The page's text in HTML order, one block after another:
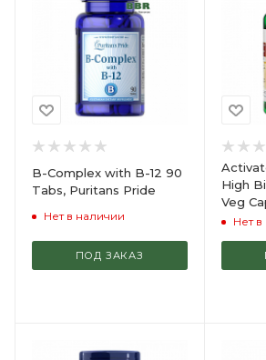
B-Complex with B-12 90
Tabs, Puritans Pride
Нет в наличии
ПОД ЗАКАЗ
High
Veg
Нет